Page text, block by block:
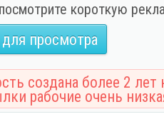
короткую
просмотра
создана более 2 лет
рабочие очень